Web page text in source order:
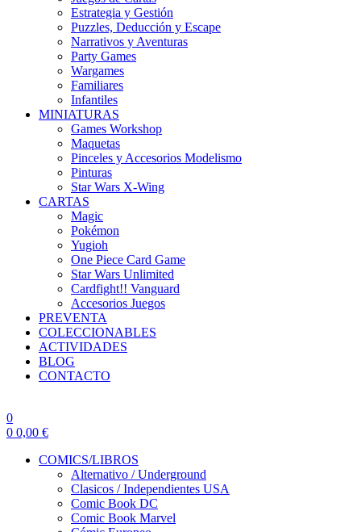
Estrategia y Gestión
Puzzles, Deducción y Escape
Narrativos y Aventuras
Party Games
Wargames
Familiares
Infantiles
MINIATURAS
Games Workshop
Maquetas
Pinceles y Accesorios Modelismo
Pinturas
Star Wars X-Wing
CARTAS
Magic
Pokémon
Yugioh
One Piece Card Game
Star Wars Unlimited
Cardfight!! Vanguard
Accesorios Juegos
PREVENTA
COLECCIONABLES
ACTIVIDADES
BLOG
CONTACTO
0
0 0,00 €
COMICS/LIBROS
Alternativo / Underground
Clasicos / Independientes USA
Comic Book DC
Comic Book Marvel